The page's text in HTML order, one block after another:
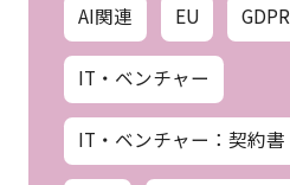
AI関連 EU GDPR
IT・ベンチャー
IT・ベンチャー：契約書